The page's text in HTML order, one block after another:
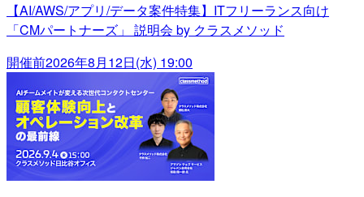
【AI/AWS/アプリ/データ案件特集】ITフリーランス向け
「CMパートナーズ」 説明会 by クラスメソッド
開催前2026年8月12日(水) 19:00